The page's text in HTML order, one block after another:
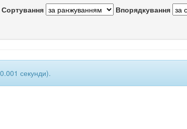
Сортування Впорядкування
секунди).